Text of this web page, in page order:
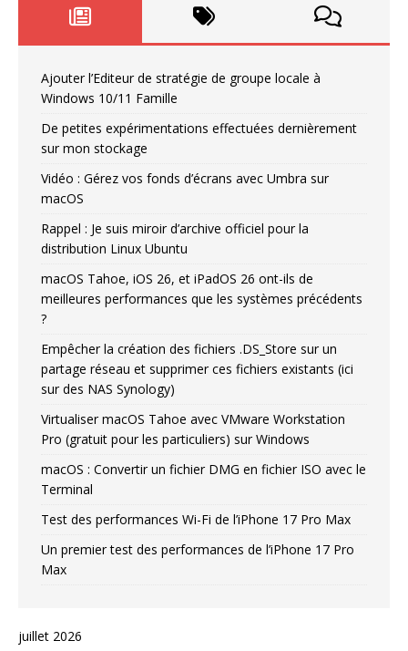
Ajouter l’Editeur de stratégie de groupe locale à
Windows 10/11 Famille
De petites expérimentations effectuées dernièrement
sur mon stockage
Vidéo : Gérez vos fonds d’écrans avec Umbra sur
macOS
Rappel : Je suis miroir d’archive officiel pour la
distribution Linux Ubuntu
macOS Tahoe, iOS 26, et iPadOS 26 ont-ils de
meilleures performances que les systèmes précédents
?
Empêcher la création des fichiers .DS_Store sur un
partage réseau et supprimer ces fichiers existants (ici
sur des NAS Synology)
Virtualiser macOS Tahoe avec VMware Workstation
Pro (gratuit pour les particuliers) sur Windows
macOS : Convertir un fichier DMG en fichier ISO avec le
Terminal
Test des performances Wi-Fi de l’iPhone 17 Pro Max
Un premier test des performances de l’iPhone 17 Pro
Max
juillet 2026